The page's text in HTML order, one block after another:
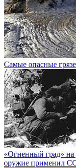
Самые опасные
«Огненный град» на
оружие применил